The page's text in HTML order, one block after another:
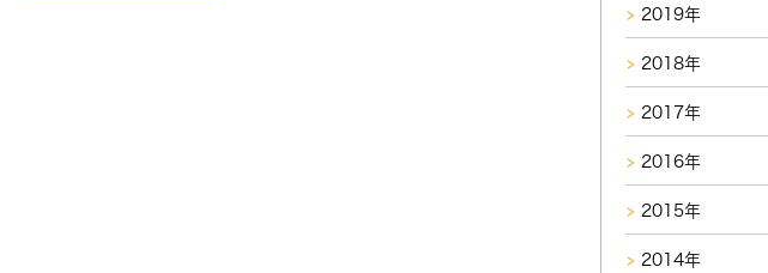
2019年
2018年
2017年
2016年
2015年
2014年